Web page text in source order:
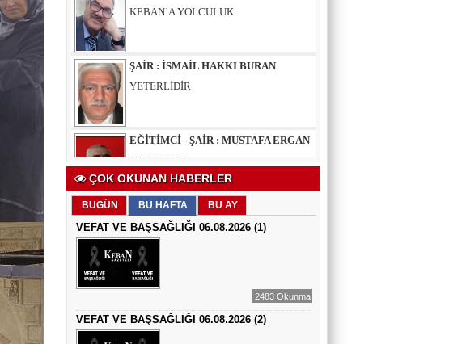
EĞİTİMCİ - ŞAİR : FEVZİ ÖZDEMİR
EDEP
ŞAİR : SELAMİ DOLU
ŞİİRLERİN HER SATIRINDA SEN VARSIN
EĞİTİMCİ - YAZAR : MEHMET
YILMAZ
ÇOK OKUNAN HABERLER
BUGÜN BU HAFTA BU AY
VEFAT VE BAŞSAĞLIĞI 06.08.2026 (1)
2483 Okunma
VEFAT VE BAŞSAĞLIĞI 06.08.2026 (2)